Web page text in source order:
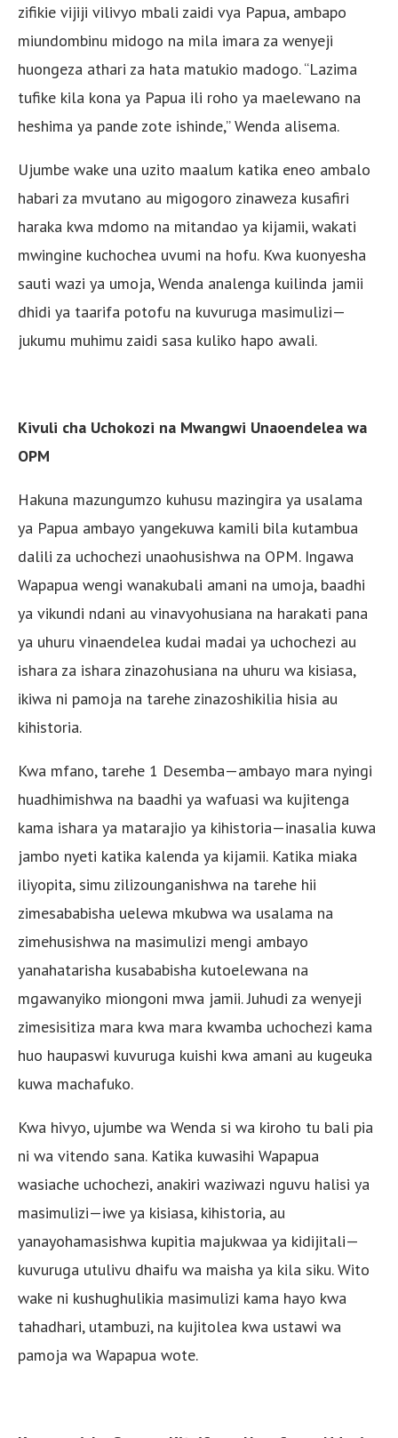
zifikie vijiji vilivyo mbali zaidi vya Papua, ambapo
miundombinu midogo na mila imara za wenyeji
huongeza athari za hata matukio madogo. “Lazima
tufike kila kona ya Papua ili roho ya maelewano na
heshima ya pande zote ishinde,” Wenda alisema.
Ujumbe wake una uzito maalum katika eneo ambalo
habari za mvutano au migogoro zinaweza kusafiri
haraka kwa mdomo na mitandao ya kijamii, wakati
mwingine kuchochea uvumi na hofu. Kwa kuonyesha
sauti wazi ya umoja, Wenda analenga kuilinda jamii
dhidi ya taarifa potofu na kuvuruga masimulizi—
jukumu muhimu zaidi sasa kuliko hapo awali.
Kivuli cha Uchokozi na Mwangwi Unaoendelea wa
OPM
Hakuna mazungumzo kuhusu mazingira ya usalama
ya Papua ambayo yangekuwa kamili bila kutambua
dalili za uchochezi unaohusishwa na OPM. Ingawa
Wapapua wengi wanakubali amani na umoja, baadhi
ya vikundi ndani au vinavyohusiana na harakati pana
ya uhuru vinaendelea kudai madai ya uchochezi au
ishara za ishara zinazohusiana na uhuru wa kisiasa,
ikiwa ni pamoja na tarehe zinazoshikilia hisia au
kihistoria.
Kwa mfano, tarehe 1 Desemba—ambayo mara nyingi
huadhimishwa na baadhi ya wafuasi wa kujitenga
kama ishara ya matarajio ya kihistoria—inasalia kuwa
jambo nyeti katika kalenda ya kijamii. Katika miaka
iliyopita, simu zilizounganishwa na tarehe hii
zimesababisha uelewa mkubwa wa usalama na
zimehusishwa na masimulizi mengi ambayo
yanahatarisha kusababisha kutoelewana na
mgawanyiko miongoni mwa jamii. Juhudi za wenyeji
zimesisitiza mara kwa mara kwamba uchochezi kama
huo haupaswi kuvuruga kuishi kwa amani au kugeuka
kuwa machafuko.
Kwa hivyo, ujumbe wa Wenda si wa kiroho tu bali pia
ni wa vitendo sana. Katika kuwasihi Wapapua
wasiache uchochezi, anakiri waziwazi nguvu halisi ya
masimulizi—iwe ya kisiasa, kihistoria, au
yanayohamasishwa kupitia majukwaa ya kidijitali—
kuvuruga utulivu dhaifu wa maisha ya kila siku. Wito
wake ni kushughulikia masimulizi kama hayo kwa
tahadhari, utambuzi, na kujitolea kwa ustawi wa
pamoja wa Wapapua wote.